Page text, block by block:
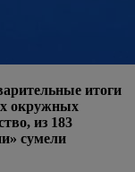
итоги
окружных
из 183
сумели